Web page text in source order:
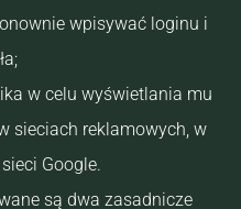
wpisywać loginu i
w celu wyświetlania mu
sieciach reklamowych, w
Google.
są dwa zasadnicze